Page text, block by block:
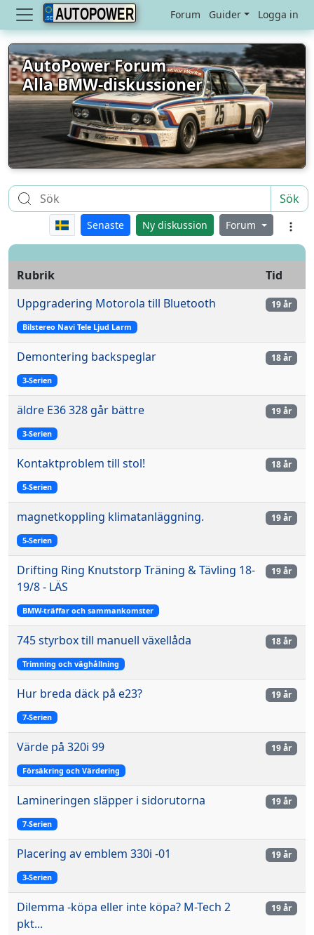
AUTOPOWER Forum Guider Logga in
AutoPower Forum
Alla BMW-diskussioner
Sök
Senaste Ny diskussion Forum
Rubrik
Tid
Uppgradering Motorola till Bluetooth
Bilstereo Navi Tele Ljud Larm
19 år
Demontering backspeglar
3-Serien
18 år
äldre E36 328 går bättre
3-Serien
19 år
Kontaktproblem till stol!
5-Serien
18 år
magnetkoppling klimatanläggning.
5-Serien
19 år
Drifting Ring Knutstorp Träning & Tävling 18-
19/8 - LÄS
BMW-träffar och sammankomster
19 år
745 styrbox till manuell växellåda
Trimning och väghållning
18 år
Hur breda däck på e23?
7-Serien
19 år
Värde på 320i 99
Försäkring och Värdering
19 år
Lamineringen släpper i sidorutorna
7-Serien
19 år
Placering av emblem 330i -01
3-Serien
19 år
Dilemma -köpa eller inte köpa? M-Tech 2
pkt...
19 år